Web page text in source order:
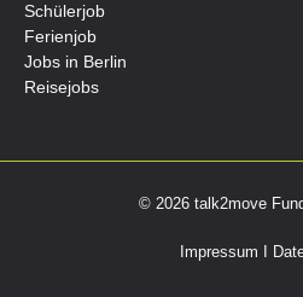
Schülerjob
Ferienjob
Jobs in Berlin
Reisejobs
© 2026 talk2move
Impressum